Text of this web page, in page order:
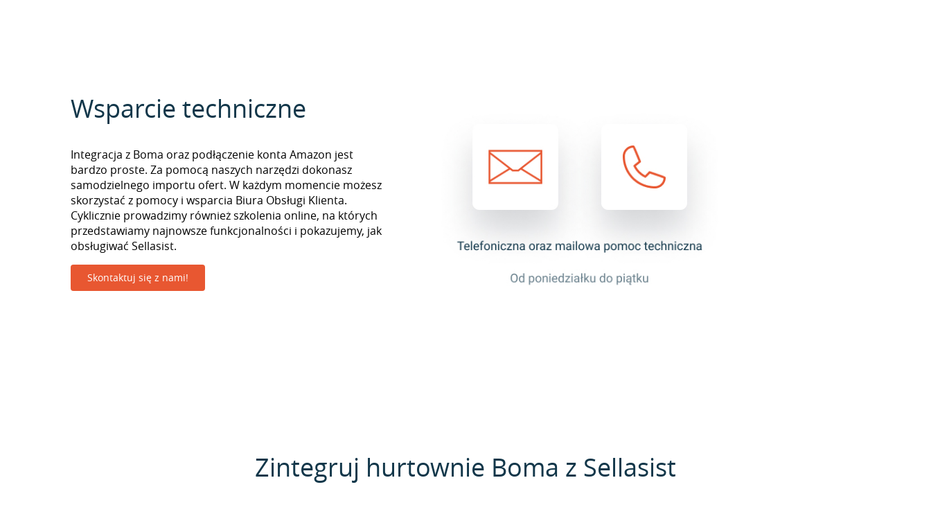
Wsparcie techniczne
Integracja z Boma oraz podłączenie konta Amazon jest
bardzo proste. Za pomocą naszych narzędzi dokonasz
samodzielnego importu ofert. W każdym momencie możesz
skorzystać z pomocy i wsparcia Biura Obsługi Klienta.
Cyklicznie prowadzimy również szkolenia online, na których
przedstawiamy najnowsze funkcjonalności i pokazujemy, jak
obsługiwać Sellasist.
Skontaktuj się z nami!
Zintegruj hurtownie Boma z Sellasist